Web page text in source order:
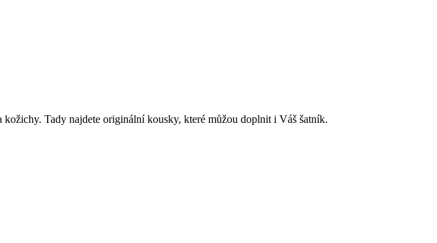
Tady najdete originální kousky, které můžou doplnit i Váš šatník.